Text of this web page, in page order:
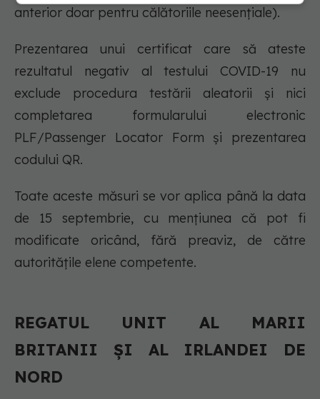
anterior doar pentru călătoriile neesențiale).
Prezentarea unui certificat care să ateste
rezultatul negativ al testului COVID-19 nu
exclude procedura testării aleatorii și nici
completarea formularului electronic
PLF/Passenger Locator Form și prezentarea
codului QR.
Toate aceste măsuri se vor aplica până la data
de 15 septembrie, cu mențiunea că pot fi
modificate oricând, fără preaviz, de către
autoritățile elene competente.
REGATUL UNIT AL MARII
BRITANII ŞI AL IRLANDEI DE
NORD